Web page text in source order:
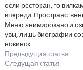
если ресторан, то
впереди.
Меню анимировано и
увы, лишь биографии
новинок.
Предыдущая статья
Следущая статья